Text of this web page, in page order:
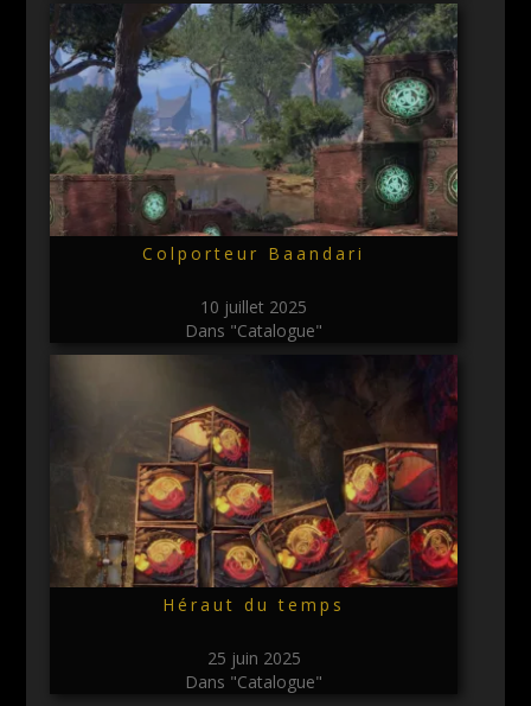
Colporteur Baandari
10 juillet 2025
Dans "Catalogue"
Héraut du temps
25 juin 2025
Dans "Catalogue"